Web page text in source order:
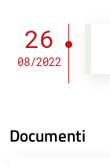
26
08/2022
Documenti